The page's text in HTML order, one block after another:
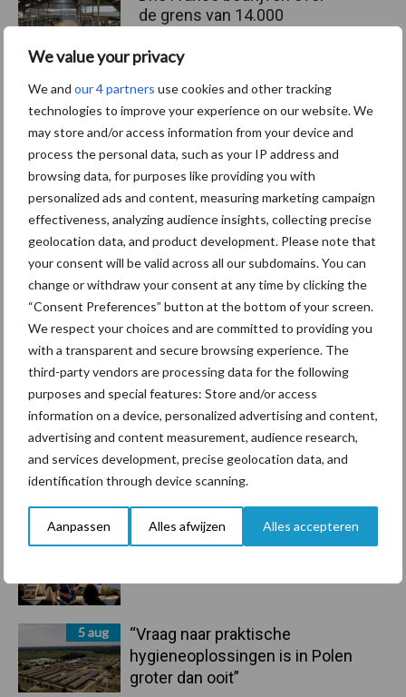
We value your privacy
We and our 4 partners use cookies and other tracking
technologies to improve your experience on our website. We
may store and/or access information from your device and
process the personal data, such as your IP address and
browsing data, for purposes like providing you with
personalized ads and content, measuring marketing campaign
effectiveness, analyzing audience insights, collecting precise
geolocation data, and product development. Please note that
your consent will be valid across all our subdomains. You can
change or withdraw your consent at any time by clicking the
“Consent Preferences” button at the bottom of your screen.
We respect your choices and are committed to providing you
with a transparent and secure browsing experience. The
third-party vendors are processing data for the following
purposes and special features: Store and/or access
information on a device, personalized advertising and content,
advertising and content measurement, audience research,
and services development, precise geolocation data, and
identification through device scanning.
Aanpassen Alles afwijzen Alles accepteren
Primaire
Sidebar
6 aug
Tien praktische tips voor een
5 aug
“Vraag naar praktische
hygieneoplossingen is in Polen
groter dan ooit”
de grens van 14.000
Themapagina's
Diergezondheid Bemesting Fokkerij
Mastitis Hittestress
Toon meer